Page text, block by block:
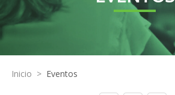
Inicio > Eventos